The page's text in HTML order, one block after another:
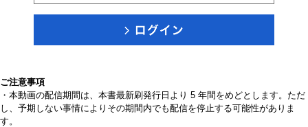
ご注意事項
・本動画の配信期間は、本書最新刷発行日より 5 年間をめどとします。ただ
し、予期しない事情によりその期間内でも配信を停止する可能性がありま
す。